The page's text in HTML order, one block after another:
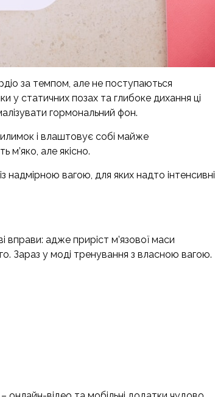
за темпом, але не поступаються
у статичних позах та глибоке дихання ці
гормональний фон.
і влаштовує собі майже
м’яко, але якісно.
надмірною вагою, для яких надто інтенсивні
адже приріст м’язової маси
Зараз у моді тренування з власною вагою.